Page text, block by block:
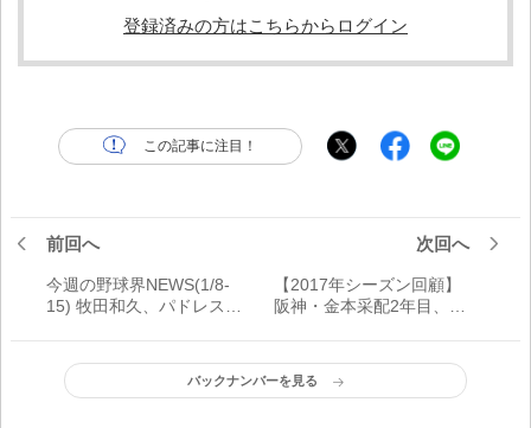
登録済みの方はこちらからログイン
この記事に注目！
前回へ
今週の野球界NEWS(1/8-
15) 牧田和久、パドレス移
次回へ
【2017年シーズン回顧】
阪神・金本采配2年目、貯
調に超変革実行中
バックナンバーを見る